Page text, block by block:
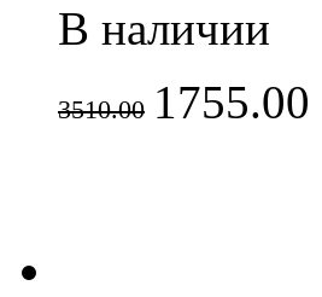
В наличии
3510.00 1755.00